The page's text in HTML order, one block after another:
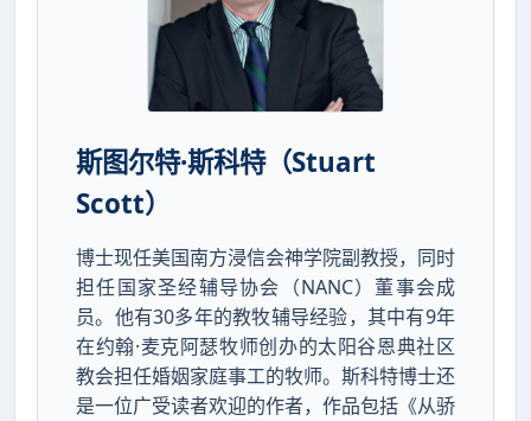
斯图尔特·斯科特（Stuart
Scott）
博士现任美国南方浸信会神学院副教授，同时
担任国家圣经辅导协会（NANC）董事会成
员。他有30多年的教牧辅导经验，其中有9年
在约翰·麦克阿瑟牧师创办的太阳谷恩典社区
教会担任婚姻家庭事工的牧师。斯科特博士还
是一位广受读者欢迎的作者，作品包括《从骄